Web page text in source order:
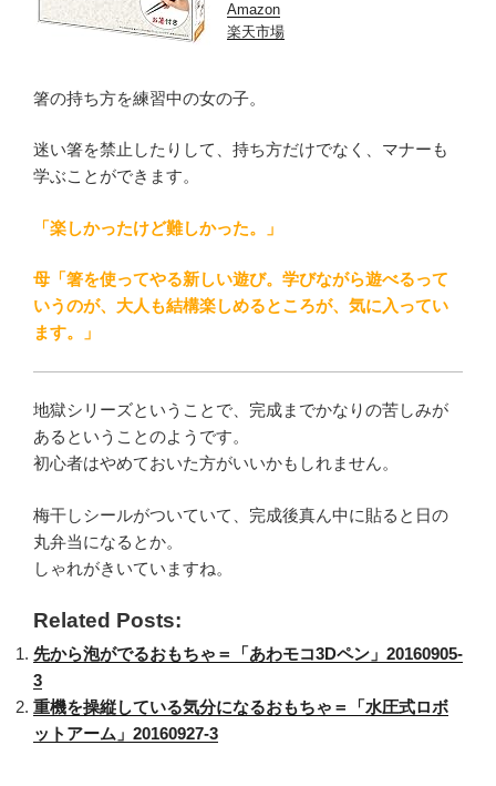
Amazon
楽天市場
箸の持ち方を練習中の女の子。
迷い箸を禁止したりして、持ち方だけでなく、マナーも
学ぶことができます。
「楽しかったけど難しかった。」
母「箸を使ってやる新しい遊び。学びながら遊べるって
いうのが、大人も結構楽しめるところが、気に入ってい
ます。」
地獄シリーズということで、完成までかなりの苦しみが
あるということのようです。
初心者はやめておいた方がいいかもしれません。
梅干しシールがついていて、完成後真ん中に貼ると日の
丸弁当になるとか。
しゃれがきいていますね。
Related Posts:
先から泡がでるおもちゃ＝「あわモコ3Dペン」20160905-
3
重機を操縦している気分になるおもちゃ＝「水圧式ロボ
ットアーム」20160927-3